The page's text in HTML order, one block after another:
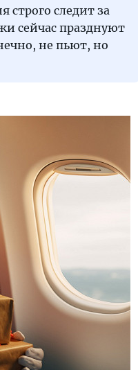
строго следит за
сейчас празднуют
не пьют, но